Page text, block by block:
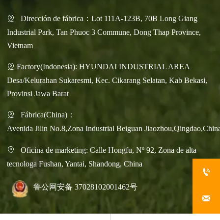

Dirección de fábrica：Lot 111A-123B, 70B Long Giang
Industrial Park, Tan Phuoc 3 Commune, Dong Thap Province,
Vietnam
 Factory(Indonesia): HYUNDAI INDUSTRIAL AREA
Desa/Kelurahan Sukaresmi, Kec. Cikarang Selatan, Kab Bekasi,
Provinsi Jawa Barat

Fábrica(China)：
Avenida Jilin No.8,Zona Industrial Beiguan

Oficina de marketing: Calle Hongfu, Nº 92, Zona de alta
tecnologa Fushan, Yantai, Shandong, China
鲁公网安备 37028102001462号

